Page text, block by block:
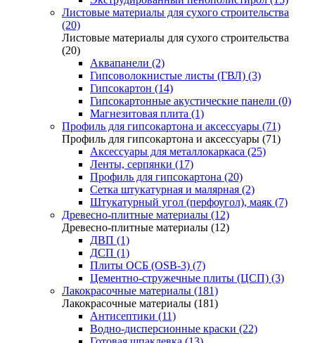
Листовые материалы для сухого строительства
(20)
Листовые материалы для сухого строительства
(20)
Аквапанели (2)
Гипсоволокнистые листы (ГВЛ) (3)
Гипсокартон (14)
Гипсокартонные акустические панели (0)
Магнезитовая плита (1)
Профиль для гипсокартона и аксессуары (71)
Профиль для гипсокартона и аксессуары (71)
Аксессуары для металлокаркаса (25)
Ленты, серпянки (17)
Профиль для гипсокартона (20)
Сетка штукатурная и малярная (2)
Штукатурный угол (перфоугол), маяк (7)
Древесно-плитные материалы (12)
Древесно-плитные материалы (12)
ДВП (1)
ДСП (1)
Плиты ОСБ (OSB-3) (7)
Цементно-стружечные плиты (ЦСП) (3)
Лакокрасочные материалы (181)
Лакокрасочные материалы (181)
Антисептики (11)
Водно-дисперсионные краски (22)